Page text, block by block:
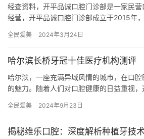
经查资料，开平品诚口腔门诊部是一家民
经营，开平品诚口腔门诊部成立于2015年
全民爱美 2024年3月24日
哈尔滨长桥牙冠十佳医疗机构测评
哈尔滨，一座充满异域风情的城市，在口
的魅力。随着人们对口腔健康的日益重视
疗机构…
全民爱美 2024年9月23日
揭秘维乐口腔：深度解析种植牙技